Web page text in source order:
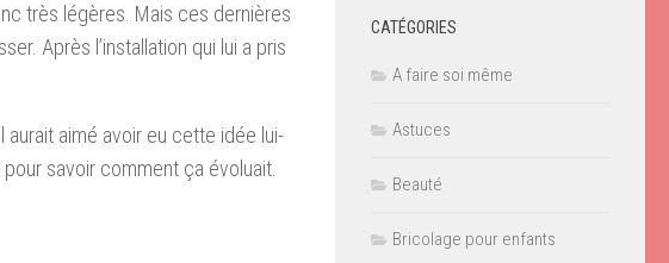
très légères. Mais ces dernières
Après l’installation qui lui a pris
aurait aimé avoir eu cette idée lui-
savoir comment ça évoluait.
CATÉGORIES
A faire soi même
Astuces
Beauté
Bricolage pour enfants